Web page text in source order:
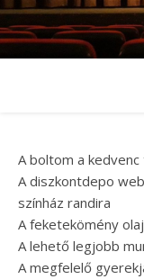
A boltom a
A diszkontdepo
színház randira
A feketekömény
A lehető legjobb
A megfelelő